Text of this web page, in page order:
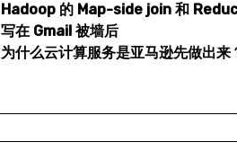
Hadoop 的 Map-side join 和
写在 Gmail 被墙后
为什么云计算服务是亚马逊先做出来